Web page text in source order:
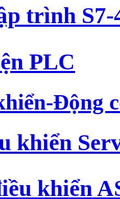
trình S7-
PLC
Động
khiển
khiển